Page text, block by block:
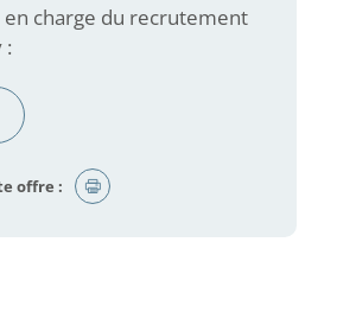
en charge du recrutement
:
offre :